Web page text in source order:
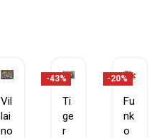
Vil
lai
no
-43%
Ti
ge
r
-20%
Fu
nk
o